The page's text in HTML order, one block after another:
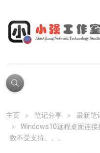
主页 笔记分享
最新笔
Windows10远程桌面连
数不受支持。。。